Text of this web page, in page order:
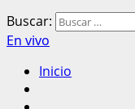
Buscar:
En vivo
Inicio